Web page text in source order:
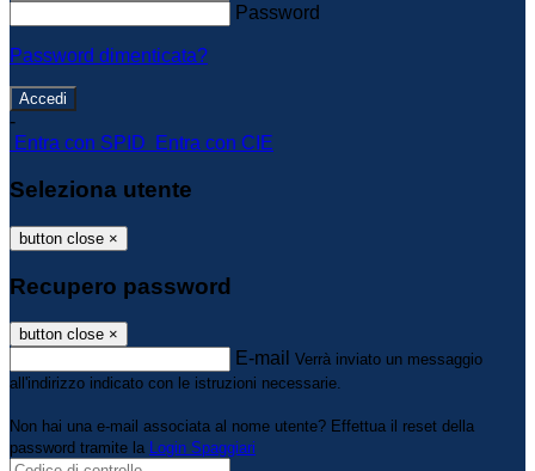
Password
Password dimenticata?
-
Entra con SPID
Entra con CIE
Seleziona utente
button close ×
Recupero password
button close ×
E-mail Verrà inviato un messaggio
all'indirizzo indicato con le istruzioni necessarie.
Non hai una e-mail associata al nome utente? Effettua il reset della
password tramite la Login Spaggiari